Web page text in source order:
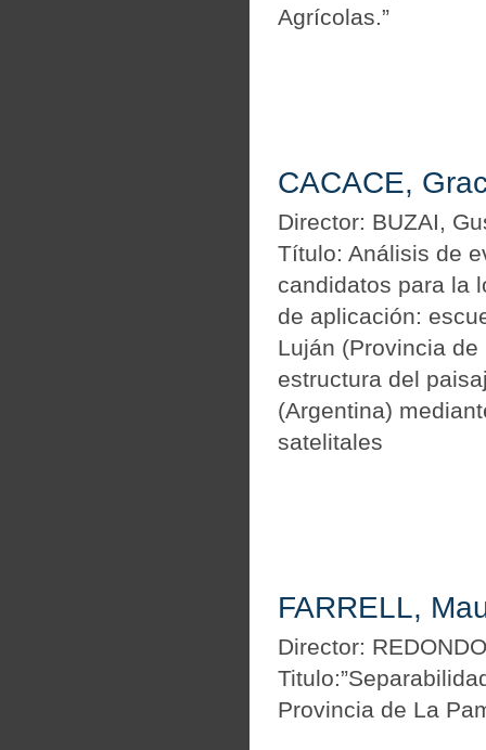
Agrícolas.”
CACACE,
Director: BUZAI,
Título: Análisis de
candidatos para la
de aplicación:
Luján (Provincia
estructura del
(Argentina)
satelitales
FARRELL,
Director:
Provincia de La